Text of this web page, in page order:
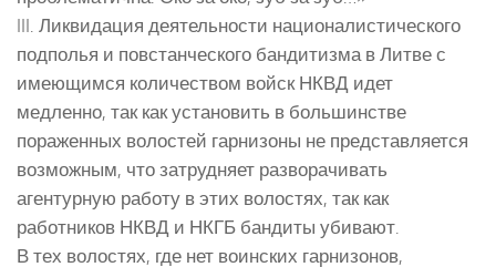
III. Ликвидация деятельности националистического
подполья и повстанческого бандитизма в Литве с
имеющимся количеством войск НКВД идет
медленно, так как установить в большинстве
пораженных волостей гарнизоны не представляется
возможным, что затрудняет разворачивать
агентурную работу в этих волостях, так как
работников НКВД и НКГБ бандиты убивают.
В тех волостях, где нет воинских гарнизонов,